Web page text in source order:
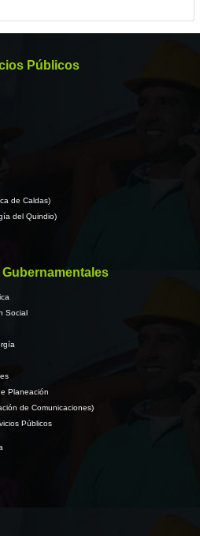
Públicos
de Caldas)
del Quindio)
Gubernamentales
Social
Planeación
de Comunicaciones)
Públicos